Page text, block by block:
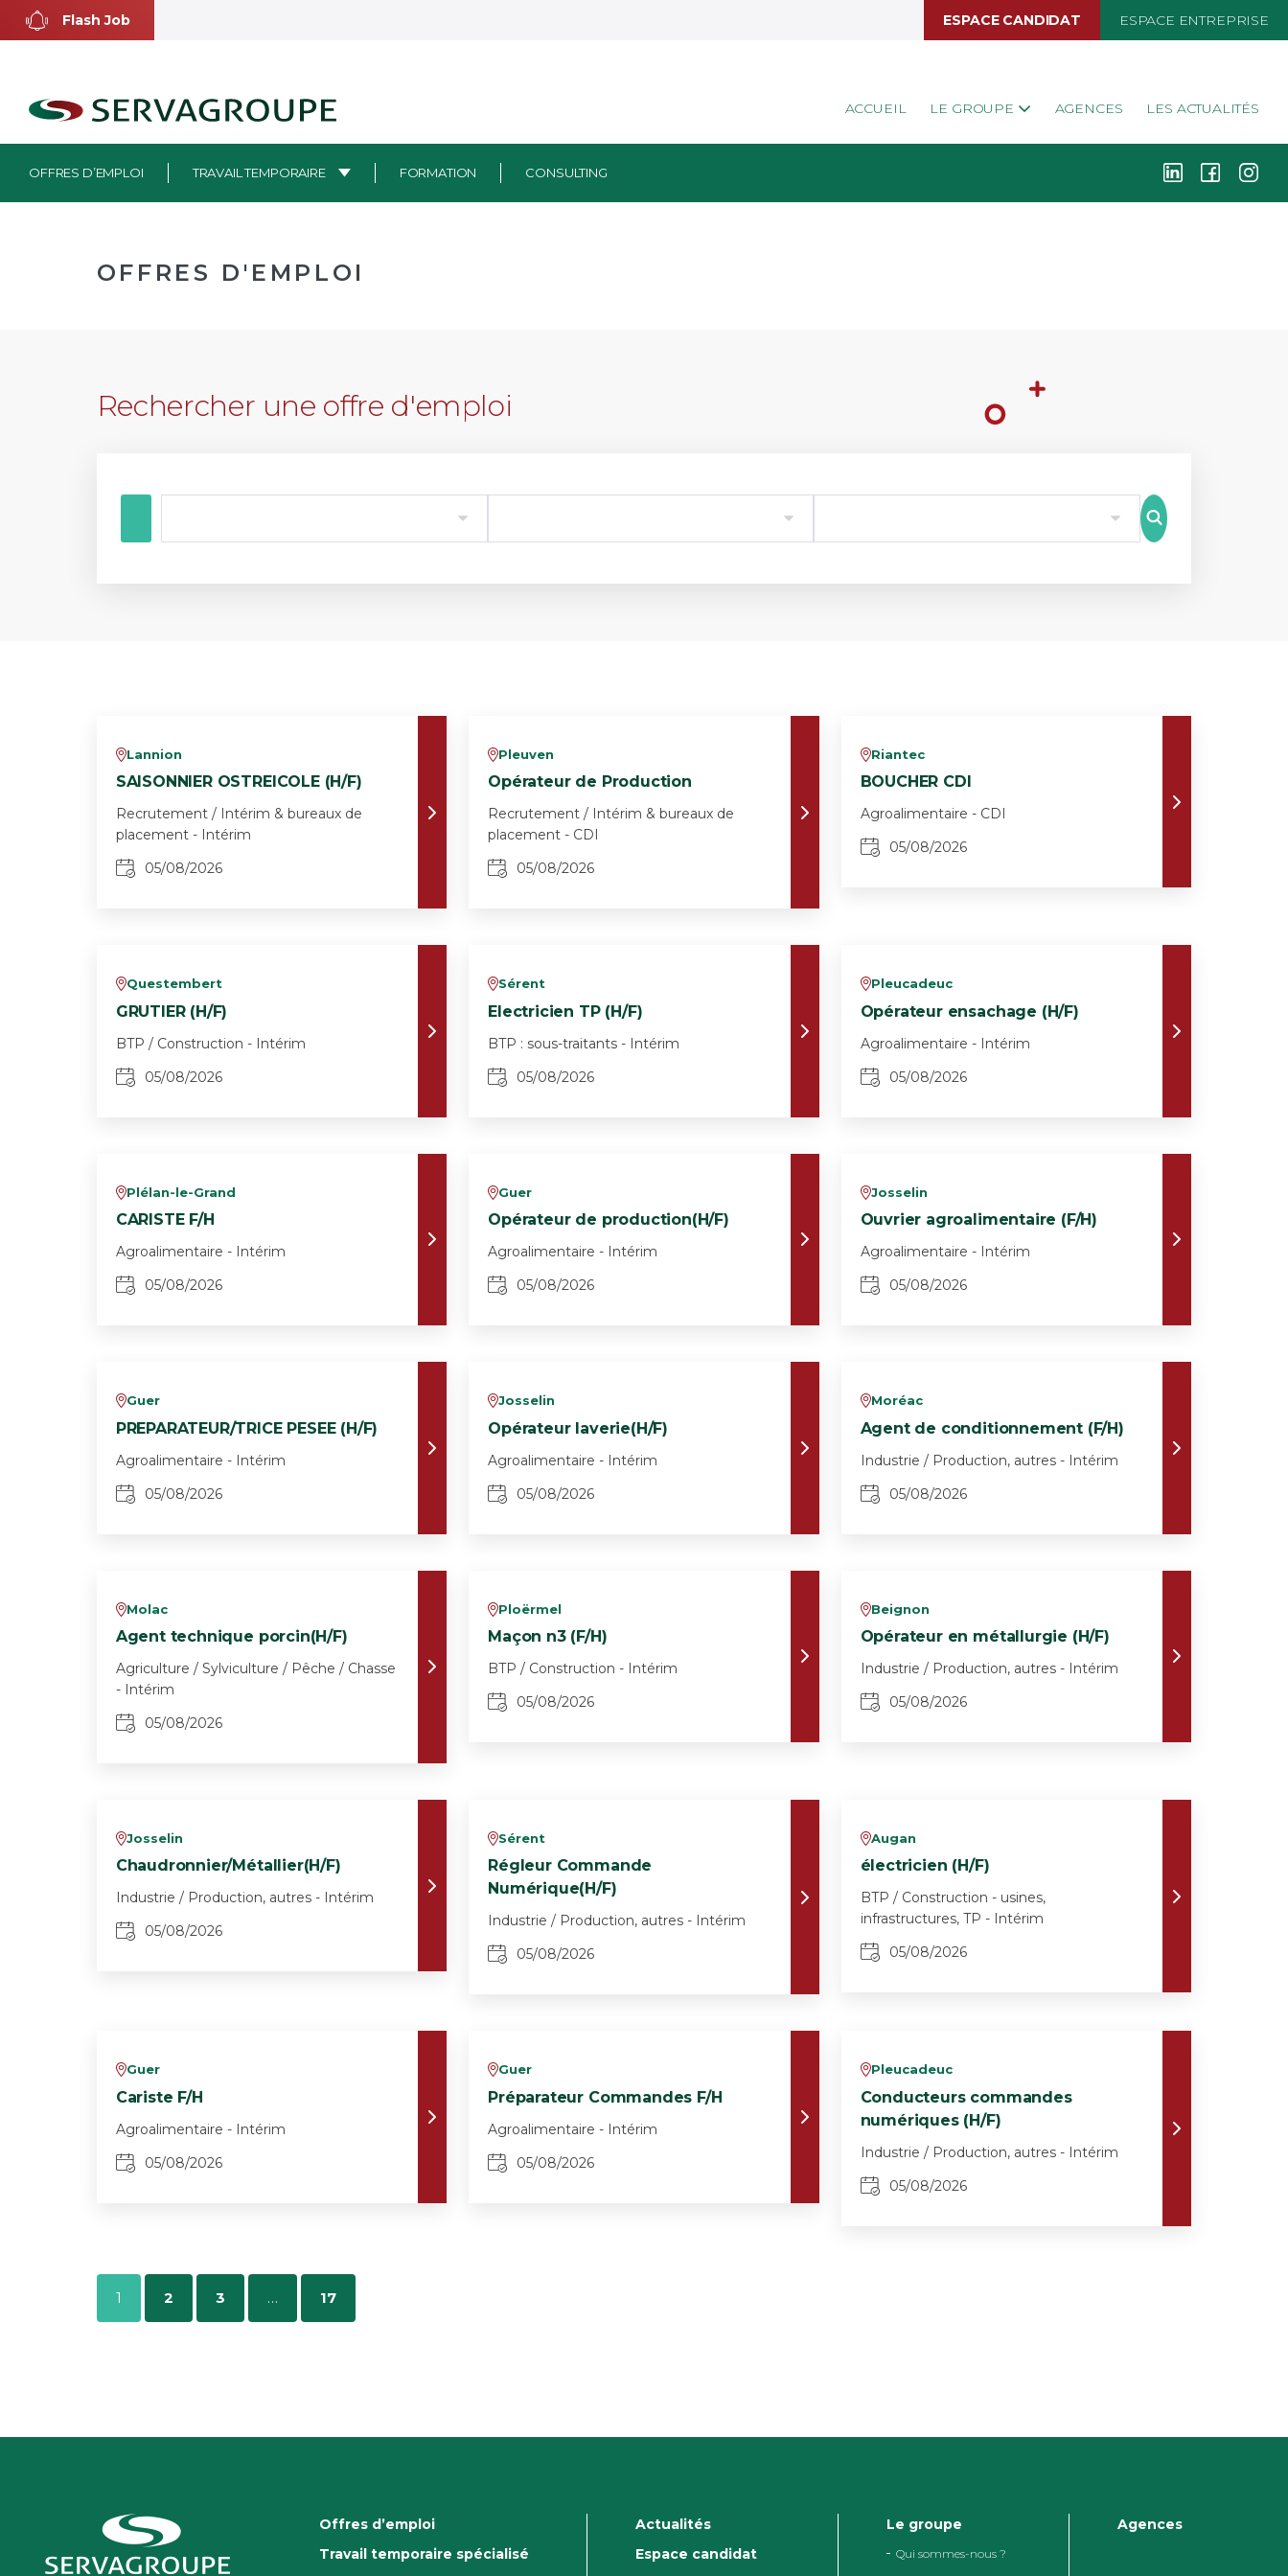
Aller
Flash Job ESPACE CANDIDAT ESPACE ENTREPRISE
ACCUEIL LE GROUPE AGENCES LES ACTUALITÉS
OFFRES D’EMPLOI TRAVAIL TEMPORAIRE FORMATION CONSULTING k i j
OFFRES D'EMPLOI
Rechercher une offre d'emploi
8
vLannion
SAISONNIER OSTREICOLE (H/F)
Recrutement / Intérim & bureaux de
placement - Intérim
05/08/2026
vPleuven
Opérateur de Production
Recrutement / Intérim & bureaux de
placement - CDI
05/08/2026
vRiantec
BOUCHER CDI
Agroalimentaire - CDI
05/08/2026
vQuestembert
GRUTIER (H/F)
BTP / Construction - Intérim
05/08/2026
vSérent
Electricien TP (H/F)
BTP : sous-traitants - Intérim
05/08/2026
vPleucadeuc
Opérateur ensachage (H/F)
Agroalimentaire - Intérim
05/08/2026
vPlélan-le-Grand
CARISTE F/H
Agroalimentaire - Intérim
05/08/2026
vGuer
Opérateur de production(H/F)
Agroalimentaire - Intérim
05/08/2026
vJosselin
Ouvrier agroalimentaire (F/H)
Agroalimentaire - Intérim
05/08/2026
vGuer
PREPARATEUR/TRICE PESEE (H/F)
Agroalimentaire - Intérim
05/08/2026
vJosselin
Opérateur laverie(H/F)
Agroalimentaire - Intérim
05/08/2026
vMoréac
Agent de conditionnement (F/H)
Industrie / Production, autres - Intérim
05/08/2026
vMolac
Agent technique porcin(H/F)
Agriculture / Sylviculture / Pêche / Chasse
- Intérim
05/08/2026
vPloërmel
Maçon n3 (F/H)
BTP / Construction - Intérim
05/08/2026
vBeignon
Opérateur en métallurgie (H/F)
Industrie / Production, autres - Intérim
05/08/2026
vJosselin
Chaudronnier/Métallier(H/F)
Industrie / Production, autres - Intérim
05/08/2026
vSérent
Régleur Commande
Numérique(H/F)
Industrie / Production, autres - Intérim
05/08/2026
vAugan
électricien (H/F)
BTP / Construction - usines,
infrastructures, TP - Intérim
05/08/2026
vGuer
Cariste F/H
Agroalimentaire - Intérim
05/08/2026
vGuer
Préparateur Commandes F/H
Agroalimentaire - Intérim
05/08/2026
vPleucadeuc
Conducteurs commandes
numériques (H/F)
Industrie / Production, autres - Intérim
05/08/2026
1 2 3 … 17
Offres d’emploi
Travail temporaire spécialisé
Actualités
Espace candidat
Le groupe
Qui sommes-nous ?
Agences